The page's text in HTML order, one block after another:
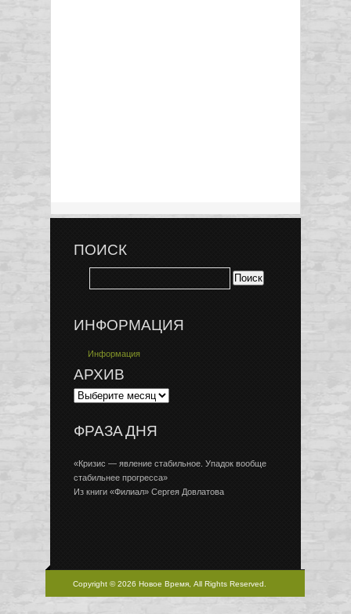
ПОИСК
ИНФОРМАЦИЯ
Информация
АРХИВ
ФРАЗА ДНЯ
«Кризис — явление стабильное. Упадок вообще
стабильнее прогресса»
Из книги «Филиал» Сергея Довлатова
Copyright © 2026 Новое Время, All Rights Reserved.